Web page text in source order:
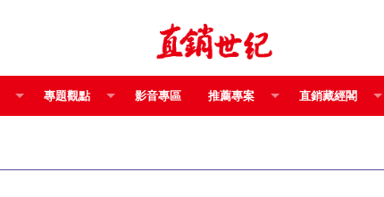
專題觀點 影音專區 推薦專案 直銷藏經閣